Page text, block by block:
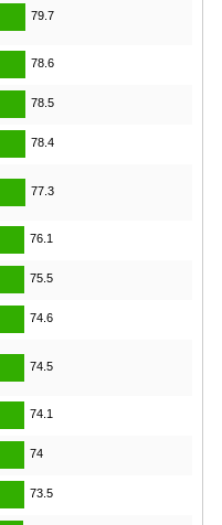
79.7
78.6
78.5
78.4
77.3
76.1
75.5
74.6
74.5
74.1
74
73.5